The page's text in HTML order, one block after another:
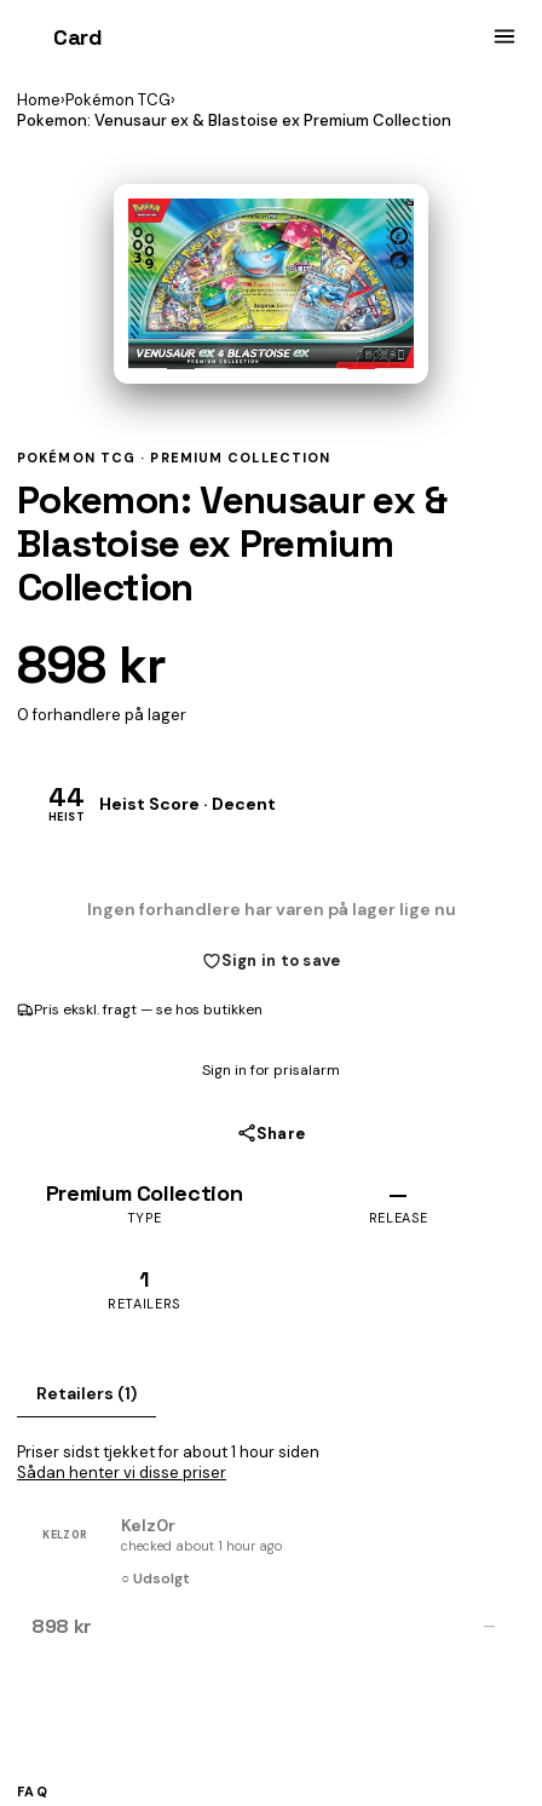
Card
Home›Pokémon TCG›
Pokemon: Venusaur ex & Blastoise ex Premium Collection
POKÉMON TCG · PREMIUM COLLECTION
Pokemon: Venusaur ex &
Blastoise ex Premium
Collection
898 kr
0 forhandlere på lager
44
HEIST
Heist Score · Decent
Ingen forhandlere har varen på lager lige nu
Sign in to save
Pris ekskl. fragt — se hos butikken
Sign in for prisalarm
Share
Premium Collection
TYPE
—
RELEASE
1
RETAILERS
Retailers (1)
Priser sidst tjekket for about 1 hour siden
Sådan henter vi disse priser
KELZ0R Kelz0r
checked about 1 hour ago
○ Udsolgt
898 kr —
FAQ